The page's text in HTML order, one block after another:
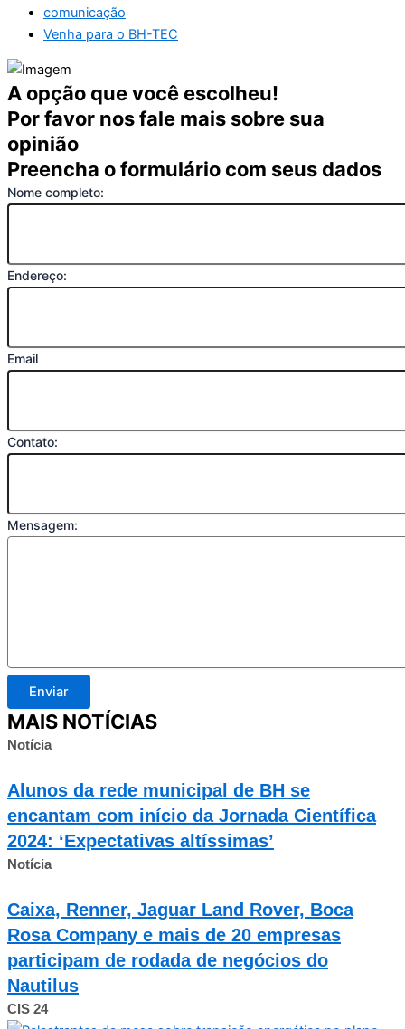
comunicação
Venha para o BH-TEC
A opção que você escolheu!
Por favor nos fale mais sobre sua
opinião
Preencha o formulário com seus dados
Nome completo:
Endereço:
Email
Contato:
Mensagem:
Enviar
MAIS NOTÍCIAS
Notícia
Alunos da rede municipal de BH se
encantam com início da Jornada Científica
2024: ‘Expectativas altíssimas’
Notícia
Caixa, Renner, Jaguar Land Rover, Boca
Rosa Company e mais de 20 empresas
participam de rodada de negócios do
Nautilus
CIS 24